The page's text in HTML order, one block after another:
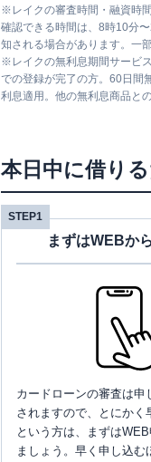
※ レイクの審査時間・融資時
確認できる時間は、8時10分
知される場合があります。一
※ レイクの無利息期間サービ
での登録が完了の方。60日間
利息適用。他の無利息商品と
本日中に借り
STEP1
まずはWEBか
カードローンの審査は申
されますので、とにかく
という方は、まずは
ましょう。早く申し込む